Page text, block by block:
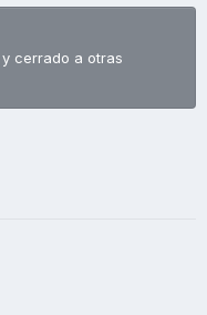
cerrado a otras